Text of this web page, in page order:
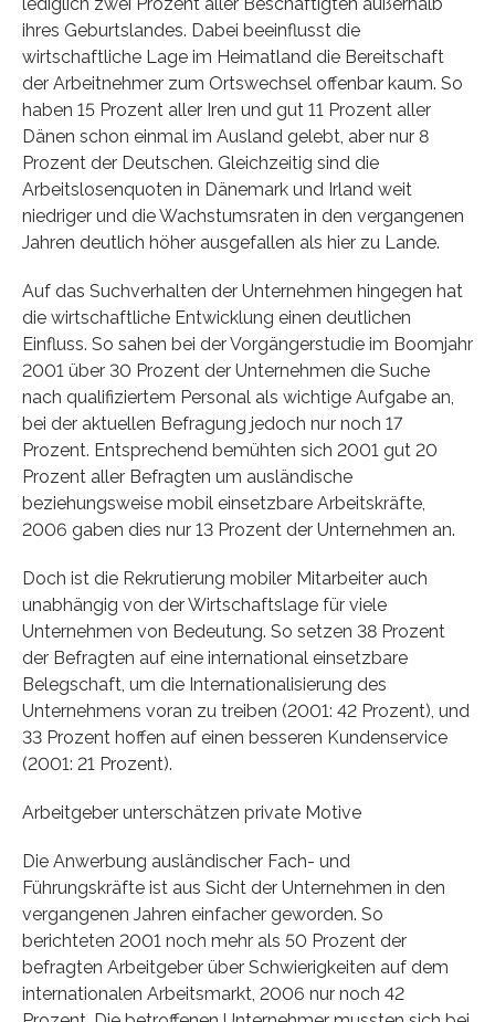
ihres Geburtslandes. Dabei beeinflusst die
wirtschaftliche Lage im Heimatland die Bereitschaft
der Arbeitnehmer zum Ortswechsel offenbar kaum. So
haben 15 Prozent aller Iren und gut 11 Prozent aller
Dänen schon einmal im Ausland gelebt, aber nur 8
Prozent der Deutschen. Gleichzeitig sind die
Arbeitslosenquoten in Dänemark und Irland weit
niedriger und die Wachstumsraten in den vergangenen
Jahren deutlich höher ausgefallen als hier zu Lande.
Auf das Suchverhalten der Unternehmen hingegen hat
die wirtschaftliche Entwicklung einen deutlichen
Einfluss. So sahen bei der Vorgängerstudie im Boomjahr
2001 über 30 Prozent der Unternehmen die Suche
nach qualifiziertem Personal als wichtige Aufgabe an,
bei der aktuellen Befragung jedoch nur noch 17
Prozent. Entsprechend bemühten sich 2001 gut 20
Prozent aller Befragten um ausländische
beziehungsweise mobil einsetzbare Arbeitskräfte,
2006 gaben dies nur 13 Prozent der Unternehmen an.
Doch ist die Rekrutierung mobiler Mitarbeiter auch
unabhängig von der Wirtschaftslage für viele
Unternehmen von Bedeutung. So setzen 38 Prozent
der Befragten auf eine international einsetzbare
Belegschaft, um die Internationalisierung des
Unternehmens voran zu treiben (2001: 42 Prozent), und
33 Prozent hoffen auf einen besseren Kundenservice
(2001: 21 Prozent).
Arbeitgeber unterschätzen private Motive
Die Anwerbung ausländischer Fach- und
Führungskräfte ist aus Sicht der Unternehmen in den
vergangenen Jahren einfacher geworden. So
berichteten 2001 noch mehr als 50 Prozent der
befragten Arbeitgeber über Schwierigkeiten auf dem
internationalen Arbeitsmarkt, 2006 nur noch 42